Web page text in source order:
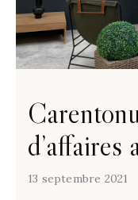
d’affaires
13 septembre 2021